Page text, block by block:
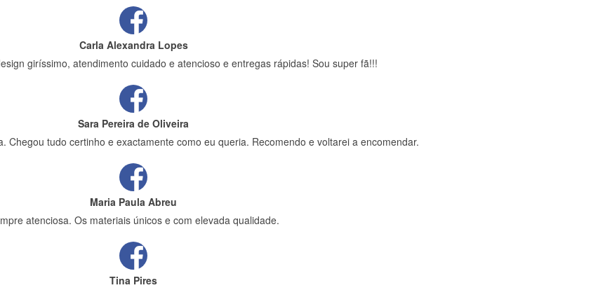
Carla Alexandra Lopes
giríssimo, atendimento cuidado e atencioso e entregas rápidas! Sou super fã!!!
Sara Pereira de Oliveira
Chegou tudo certinho e exactamente como eu queria. Recomendo e voltarei a encomendar.
Maria Paula Abreu
atenciosa. Os materiais únicos e com elevada qualidade.
Tina Pires